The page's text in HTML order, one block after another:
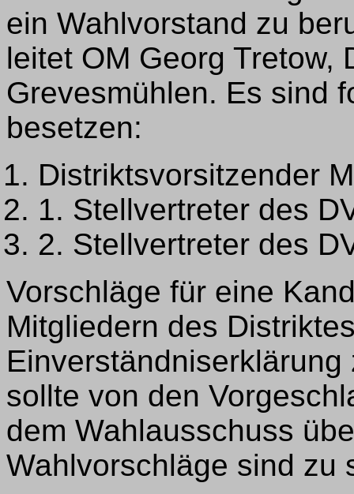
ein Wahlvorstand zu
leitet OM Georg Tretow,
Grevesmühlen. Es sind
besetzen:
Distriktsvorsitzender
1. Stellvertreter des
2. Stellvertreter des
Vorschläge für eine
Mitgliedern des
sollte von den
dem Wahlausschuss
Wahlvorschläge sind zu